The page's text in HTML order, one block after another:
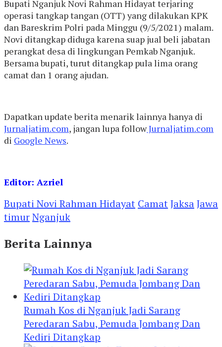
Bupati Nganjuk Novi Rahman Hidayat terjaring
operasi tangkap tangan (OTT) yang dilakukan KPK
dan Bareskrim Polri pada Minggu (9/5/2021) malam.
Novi ditangkap diduga karena suap jual beli jabatan
perangkat desa di lingkungan Pemkab Nganjuk.
Bersama bupati, turut ditangkap pula lima orang
camat dan 1 orang ajudan.
Dapatkan update berita menarik lainnya hanya di
Jurnaljatim.com, jangan lupa followJurnaljatim.com
di Google News.
Editor: Azriel
Bupati Novi Rahman Hidayat CamatJaksaJawa
timurNganjuk
Berita Lainnya
Rumah Kos di Nganjuk Jadi Sarang
Peredaran Sabu, Pemuda Jombang Dan
Kediri Ditangkap